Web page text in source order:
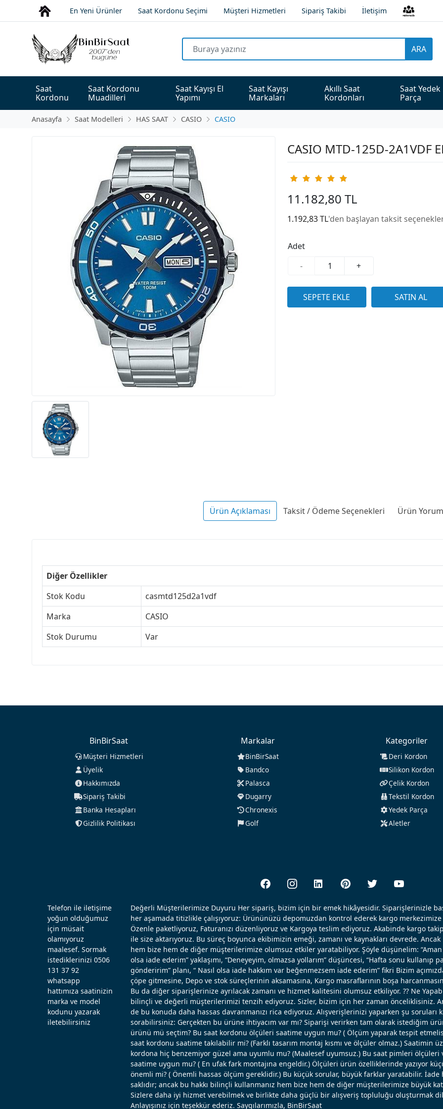
En Yeni Ürünler Saat Kordonu Seçimi Müşteri Hizmetleri Sipariş Takibi İletişim
ARA
Saat
Kordonu
Saat Kordonu
Muadilleri
Saat Kayışı El
Yapımı
Saat Kayışı
Markaları
Akıllı Saat
Kordonları
Saat Yedek
Parça
Anasayfa Saat Modelleri HAS SAAT CASIO CASIO
CASIO MTD-125D-2A1VDF
11.182,80 TL
1.192,83 TL'den başlayan taksit
Adet
-
+
Ürün Açıklaması Taksit / Ödeme Seçenekleri Ürün
Diğer Özellikler
Stok Kodu
casmtd125d2a1vdf
Marka
CASIO
Stok Durumu
Var
BinBirSaat
Müşteri Hizmetleri
Üyelik
Hakkımızda
Sipariş Takibi
Banka Hesapları
Gizlilik Politikası
Markalar
BinBirSaat
Bandco
Palasca
Dugarry
Chronexis
Golf
Kategoriler
Deri Kordon
Silikon Kordon
Çelik Kordon
Tekstil Kordon
Yedek Parça
Aletler
Telefon ile iletişime
yoğun olduğumuz
için müsait
olamıyoruz
maalesef. Sormak
istediklerinizi 0506
131 37 92
whatsapp
hattımıza saatinizin
marka ve model
kodunu yazarak
iletebilirsiniz
Değerli Müşterilerimize Duyuru Her sipariş, bizim için bir emek hikâyesidir. Siparişlerinizle
her aşamada titizlikle çalışıyoruz: Ürününüzü depomuzdan kontrol ederek kargo merkezimize
Özenle paketliyoruz, Faturanızı düzenliyoruz ve Kargoya teslim ediyoruz. Akabinde kargo
ile size aktarıyoruz. Bu süreç boyunca ekibimizin emeği, zamanı ve kaynakları devrede.
hem bize hem de diğer müşterilerimize olumsuz etkiler yaratabiliyor. Şöyle düşünelim: “Aman
olsa iade ederim” yaklaşımı, “Deneyeyim, olmazsa yollarım” düşüncesi, “Hafta sonu kullanıp
gönderirim” planı, “ Nasıl olsa iade hakkım var beğenmezsem iade ederim” fikri Bizim
çöpe gitmesine, Depo ve stok süreçlerinin aksamasına, Kargo masraflarının boşa
Bu da diğer siparişlerinize ayrılacak zamanı ve hizmet kalitesini olumsuz etkiliyor. ?? Ne
bilinçli ve değerli müşterilerimizi tenzih ediyoruz. Sizler, bizim için her zaman önceliklisiniz.
de bu konuda daha hassas davranmanızı rica ediyoruz. Alışverişlerinizi yaparken şu soruları
sorabilirsiniz: Gerçekten bu ürüne ihtiyacım var mı? Siparişi verirken tam olarak istediğim
ürünü mü seçtim? Bu saat kordonu ölçüleri saatime uygun mu? ( Ölçüm yaparak tespit
saat kordonu saatime takılabilir mi? (Farklı tasarım montaj kısmı ve ölçüler olmaz.) Saatimin
kordona hiç benzemiyor güzel ama uyumlu mu? (Maalesef uyumsuz.) Bu saat pimleri ölçüleri
saatime uygun mu? ( En ufak fark montajına engeldir.) Ölçüleri ürün özelliklerinde yazıyor
önemli mi? ( Önemli hassas ölçüm gereklidir.) Bu küçük sorular, büyük farklar yaratabilir. İade
saklıdır; ancak bu hakkı bilinçli kullanmanız hem bize hem de diğer müşterilerimize büyük
Sizlere daha iyi hizmet verebilmek ve birlikte daha güçlü bir alışveriş topluluğu oluşturmak
Anlayışınız için teşekkür ederiz. Saygılarımızla, BinBirSaat